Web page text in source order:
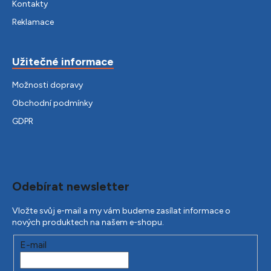
Kontakty
Reklamace
Užitečné informace
Možnosti dopravy
Obchodní podmínky
GDPR
Odebírat newsletter
Vložte svůj e-mail a my vám budeme zasílat informace o
nových produktech na našem e-shopu.
E-mail